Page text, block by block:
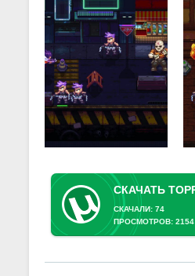
СКАЧАЛИ: 74
ПРОСМОТРОВ: 2154